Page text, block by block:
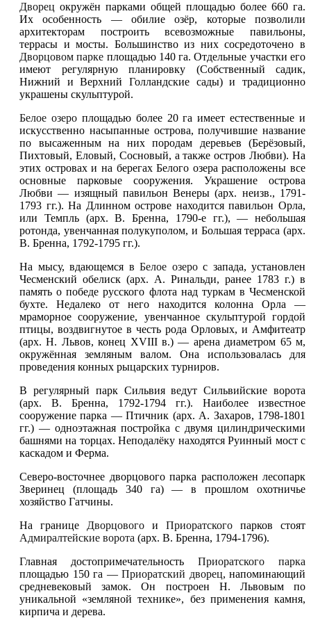
Дворец окружён парками общей площадью более 660 га.
Их особенность — обилие озёр, которые позволили
архитекторам построить всевозможные павильоны,
террасы и мосты. Большинство из них сосредоточено в
Дворцовом парке площадью 140 га. Отдельные участки его
имеют регулярную планировку (Собственный садик,
Нижний и Верхний Голландские сады) и традиционно
украшены скульптурой.
Белое озероплощадью более 20 га имеет естественные и
искусственно насыпанные острова, получившие название
по высаженным на них породам деревьев (Берёзовый,
Пихтовый, Еловый, Сосновый, а также остров Любви). На
этих островах и на берегах Белого озера расположены все
основные парковые сооружения. Украшение острова
Любви — изящный павильон Венеры (арх. неизв., 1791-
1793 гг.). На Длинном острове находится павильон Орла,
или Темпль (арх. В. Бренна, 1790-е гг.), — небольшая
ротонда, увенчанная полукуполом, и Большая терраса (арх.
В. Бренна, 1792-1795 гг.).
На мысу, вдающемся в Белое озерос запада, установлен
Чесменский обелиск (арх. А. Ринальди, ранее 1783 г.) в
память о победе русского флота над туркам в Чесменской
бухте. Недалеко от него находится колонна Орла —
мраморное сооружение, увенчанное скульптурой гордой
птицы, воздвигнутое в честь рода Орловых, и Амфитеатр
(арх. Н. Львов, конец XVIII в.) — арена диаметром 65 м,
окружённая земляным валом. Она использовалась для
проведения конных рыцарских турниров.
В регулярный парк Сильвия ведут Сильвийские ворота
(арх. В. Бренна, 1792-1794 гг.). Наиболее известное
сооружение парка — Птичник (арх. А. Захаров, 1798-1801
гг.) — одноэтажная постройка с двумя цилиндрическими
башнями на торцах. Неподалёку находятся Руинный мост с
каскадом и Ферма.
Северо-восточнее дворцового парка расположен лесопарк
Зверинец (площадь 340 га) — в прошлом охотничье
хозяйство Гатчины.
На границе Дворцового и Приоратского парков стоят
Адмиралтейские ворота (арх. В. Бренна, 1794-1796).
Главная достопримечательность Приоратского парка
площадью 150 га — Приоратский дворец, напоминающий
средневековый замок. Он построен Н. Львовым по
уникальной «земляной технике», без применения камня,
кирпича и дерева.